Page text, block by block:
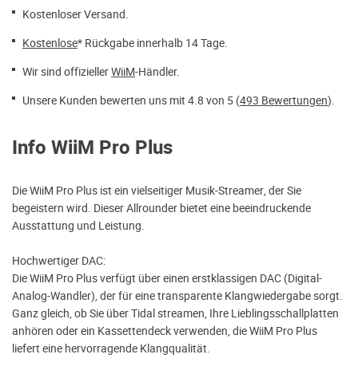
Kostenloser Versand.
Kostenlose* Rückgabe innerhalb 14 Tage.
Wir sind offiziellerWiiM-Händler.
Unsere Kunden bewerten uns mit 4.8 von 5 (493 Bewertungen).
Info WiiM Pro Plus
Die WiiM Pro Plus ist ein vielseitiger Musik-Streamer, der Sie
begeistern wird. Dieser Allrounder bietet eine beeindruckende
Ausstattung und Leistung.
Hochwertiger DAC:
Die WiiM Pro Plus verfügt über einen erstklassigen DAC (Digital-
Analog-Wandler), der für eine transparente Klangwiedergabe sorgt.
Ganz gleich, ob Sie über Tidal streamen, Ihre Lieblingsschallplatten
anhören oder ein Kassettendeck verwenden, die WiiM Pro Plus
liefert eine hervorragende Klangqualität.